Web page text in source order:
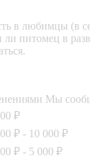
в любимцы (в
ли питомец в
Мы
₽
₽ - 10 000 ₽
₽ - 5 000 ₽